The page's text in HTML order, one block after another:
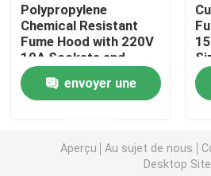
Meubles de laboratoire pour
Banc d'équilibre de laboratoire
Tableau de laboratoire
Polypropylene
Chemical Resistant
Fume Hood with 220V
10A Sockets and
1685m3/h Exhaust
Volumeenvoyer une
Aperçu Au sujet de nous
Desktop Site